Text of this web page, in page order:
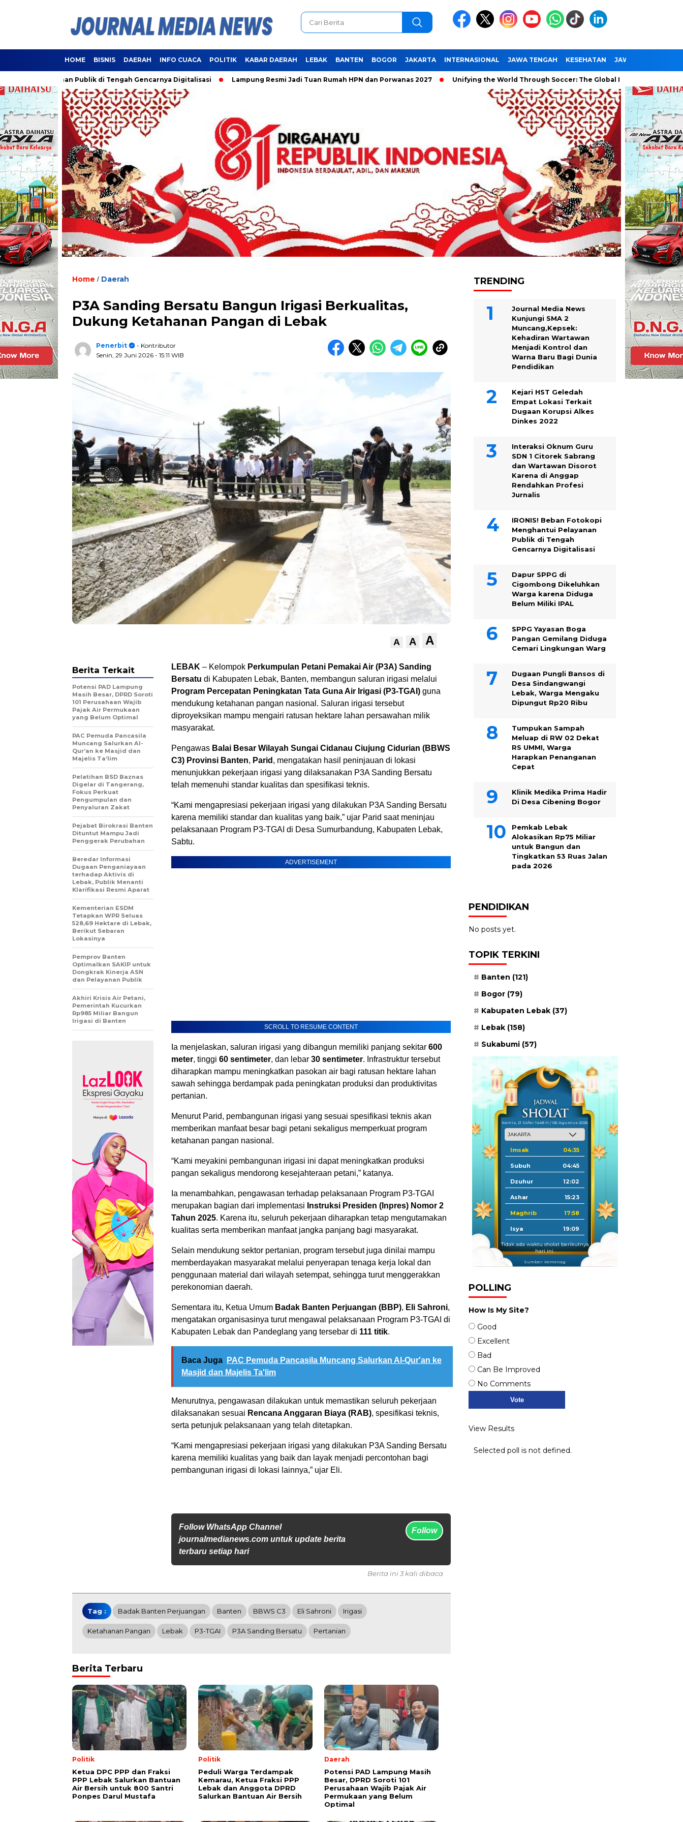
HOME BISNIS DAERAH INFO CUACA POLITIK KABAR DAERAH LEBAK BANTEN BOGOR JAKARTA INTERNASIONAL JAWA TENGAH KESEHATAN JAWA TIMUR
Publik di Tengah Gencarnya Digitalisasi Lampung Resmi Jadi Tuan Rumah HPN dan Porwanas 2027 Unifying the World Through Soccer: The Global Impact of the World Cup
Home / Daerah
P3A Sanding Bersatu Bangun Irigasi Berkualitas,
Dukung Ketahanan Pangan di Lebak
Penerbit
- Kontributor
Senin, 29 Juni 2026 - 15:11 WIB
A A A
LEBAK – Kelompok Perkumpulan Petani Pemakai Air (P3A) Sanding
Bersatu di Kabupaten Lebak, Banten, membangun saluran irigasi melalui
Program Percepatan Peningkatan Tata Guna Air Irigasi (P3-TGAI) guna
mendukung ketahanan pangan nasional. Saluran irigasi tersebut
diproyeksikan mampu mengairi ratusan hektare lahan persawahan milik
masyarakat.
Pengawas Balai Besar Wilayah Sungai Cidanau Ciujung Cidurian (BBWS
C3) Provinsi Banten, Parid , mengatakan hasil peninjauan di lokasi
menunjukkan pekerjaan irigasi yang dilaksanakan P3A Sanding Bersatu
telah memenuhi standar kualitas dan spesifikasi teknis.
“Kami mengapresiasi pekerjaan irigasi yang dilakukan P3A Sanding Bersatu
karena memiliki standar dan kualitas yang baik,” ujar Parid saat meninjau
pelaksanaan Program P3-TGAI di Desa Sumurbandung, Kabupaten Lebak,
Sabtu.
ADVERTISEMENT
SCROLL TO RESUME CONTENT
Ia menjelaskan, saluran irigasi yang dibangun memiliki panjang sekitar 600
meter, tinggi 60 sentimeter, dan lebar 30 sentimeter. Infrastruktur tersebut
diharapkan mampu meningkatkan pasokan air bagi ratusan hektare lahan
sawah sehingga berdampak pada peningkatan produksi dan produktivitas
pertanian.
Menurut Parid, pembangunan irigasi yang sesuai spesifikasi teknis akan
memberikan manfaat besar bagi petani sekaligus memperkuat program
ketahanan pangan nasional.
“Kami meyakini pembangunan irigasi ini dapat meningkatkan produksi
pangan sekaligus mendorong kesejahteraan petani,” katanya.
Ia menambahkan, pengawasan terhadap pelaksanaan Program P3-TGAI
merupakan bagian dari implementasi Instruksi Presiden (Inpres) Nomor 2
Tahun 2025. Karena itu, seluruh pekerjaan diharapkan tetap mengutamakan
kualitas serta memberikan manfaat jangka panjang bagi masyarakat.
Selain mendukung sektor pertanian, program tersebut juga dinilai mampu
memberdayakan masyarakat melalui penyerapan tenaga kerja lokal dan
penggunaan material dari wilayah setempat, sehingga turut menggerakkan
perekonomian daerah.
Sementara itu, Ketua Umum Badak Banten Perjuangan (BBP), Eli Sahroni,
mengatakan organisasinya turut mengawal pelaksanaan Program P3-TGAI di
Kabupaten Lebak dan Pandeglang yang tersebar di 111 titik.
Baca Juga
PAC Pemuda Pancasila Muncang Salurkan Al-Qur'an ke
Masjid dan Majelis Ta'lim
Menurutnya, pengawasan dilakukan untuk memastikan seluruh pekerjaan
dilaksanakan sesuai Rencana Anggaran Biaya (RAB), spesifikasi teknis,
serta petunjuk pelaksanaan yang telah ditetapkan.
“Kami mengapresiasi pekerjaan irigasi yang dilakukan P3A Sanding Bersatu
karena memiliki kualitas yang baik dan layak menjadi percontohan bagi
pembangunan irigasi di lokasi lainnya,” ujar Eli.
Follow WhatsApp Channel
journalmedianews.com untuk update berita
terbaru setiap hari
Follow
Berita Terkait
Potensi PAD Lampung
Masih Besar, DPRD Soroti
101 Perusahaan Wajib
Pajak Air Permukaan
yang Belum Optimal
PAC Pemuda Pancasila
Muncang Salurkan Al-
Qur’an ke Masjid dan
Majelis Ta’lim
Pelatihan BSD Baznas
Digelar di Tangerang,
Fokus Perkuat
Pengumpulan dan
Penyaluran Zakat
Pejabat Birokrasi Banten
Dituntut Mampu Jadi
Penggerak Perubahan
Beredar Informasi
Dugaan Penganiayaan
terhadap Aktivis di
Lebak, Publik Menanti
Klarifikasi Resmi Aparat
Kementerian ESDM
Tetapkan WPR Seluas
528,69 Hektare di Lebak,
Berikut Sebaran
Lokasinya
Pemprov Banten
Optimalkan SAKIP untuk
Dongkrak Kinerja ASN
dan Pelayanan Publik
Akhiri Krisis Air Petani,
Pemerintah Kucurkan
Rp985 Miliar Bangun
Irigasi di Banten
Berita ini 3 kali dibaca
Tag : Badak Banten Perjuangan Banten BBWS C3 Eli Sahroni Irigasi
Ketahanan Pangan Lebak P3-TGAI P3A Sanding Bersatu Pertanian
Berita Terbaru
Politik
Ketua DPC PPP dan Fraksi
PPP Lebak Salurkan Bantuan
Air Bersih untuk 800 Santri
Ponpes Darul Mustafa
Politik
Peduli Warga Terdampak
Kemarau, Ketua Fraksi PPP
Lebak dan Anggota DPRD
Salurkan Bantuan Air Bersih
Daerah
Potensi PAD Lampung Masih
Besar, DPRD Soroti 101
Perusahaan Wajib Pajak Air
Permukaan yang Belum
Optimal
TRENDING
Journal Media News
Kunjungi SMA 2
Muncang,Kepsek:
Kehadiran Wartawan
Menjadi Kontrol dan
Warna Baru Bagi Dunia
Pendidikan
Kejari HST Geledah
Empat Lokasi Terkait
Dugaan Korupsi Alkes
Dinkes 2022
Interaksi Oknum Guru
SDN 1 Citorek Sabrang
dan Wartawan Disorot
Karena di Anggap
Rendahkan Profesi
Jurnalis
IRONIS! Beban Fotokopi
Menghantui Pelayanan
Publik di Tengah
Gencarnya Digitalisasi
Dapur SPPG di
Cigombong Dikeluhkan
Warga karena Diduga
Belum Miliki IPAL
SPPG Yayasan Boga
Pangan Gemilang Diduga
Cemari Lingkungan Warg
Dugaan Pungli Bansos di
Desa Sindangwangi
Lebak, Warga Mengaku
Dipungut Rp20 Ribu
Tumpukan Sampah
Meluap di RW 02 Dekat
RS UMMI, Warga
Harapkan Penanganan
Cepat
Klinik Medika Prima Hadir
Di Desa Cibening Bogor
Pemkab Lebak
Alokasikan Rp75 Miliar
untuk Bangun dan
Tingkatkan 53 Ruas Jalan
pada 2026
PENDIDIKAN
No posts yet.
TOPIK TERKINI
Banten (121)
Bogor (79)
Kabupaten Lebak (37)
Lebak (158)
Sukabumi (57)
Kamis, 21 Safar 1448 H / 06 Agustus 2026
Imsak 04:35
Subuh 04:45
Dzuhur 12:02
Ashar 15:23
Maghrib 17:58
Isya 19:09
Tidak ada waktu sholat berikutnya
hari ini.
Sumber: Kemenag
POLLING
How Is My Site?
Good
Excellent
Bad
Can Be Improved
No Comments
View Results
Selected poll is not defined.